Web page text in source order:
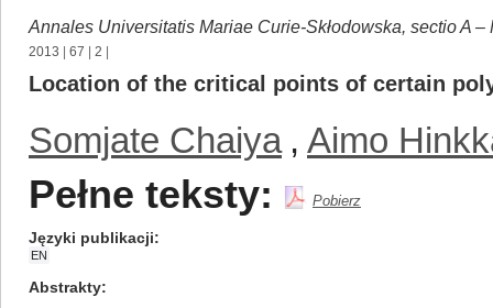
Annales Universitatis Mariae Curie-Skłodowska, sectio A –
2013 67 2
Location of the critical points of certain
Somjate Chaiya , Aimo
Pełne teksty: Pobierz
Języki publikacji
EN
Abstrakty